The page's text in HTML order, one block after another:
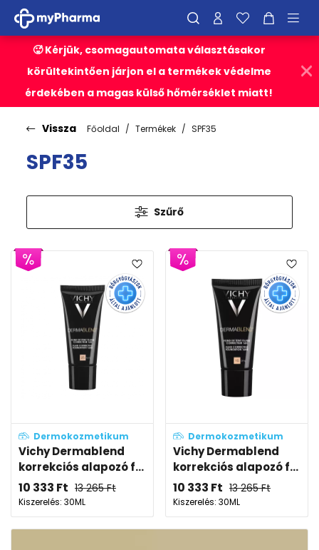
🥵 Kérjük, csomagautomata választásakor
körültekintően járjon el a termékek védelme
érdekében a magas külső hőmérséklet miatt!
Vissza Főoldal Termékek SPF35
SPF35
Szűrő
Dermokozmetikum
Vichy Dermablend
korrekciós alapozó f...
10 333 Ft 13 265Ft
Kiszerelés: 30ML
Dermokozmetikum
Vichy Dermablend
korrekciós alapozó f...
10 333 Ft 13 265Ft
Kiszerelés: 30ML